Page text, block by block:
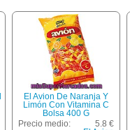
El Avion De Naranja Y
Limón Con Vitamina C
Bolsa 400 G
Precio medio:
5.8 €